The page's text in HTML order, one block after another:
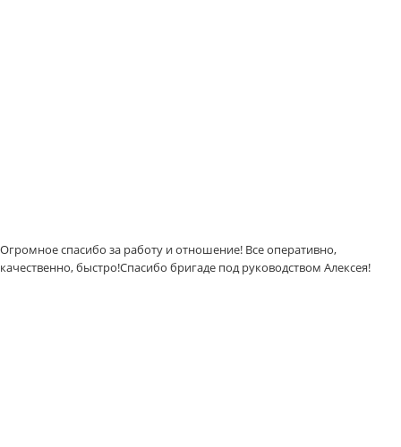
Огромное спасибо за работу и отношение! Все оперативно,
качественно, быстро!Спасибо бригаде под руководством Алексея!